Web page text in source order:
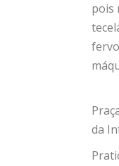
pois
da